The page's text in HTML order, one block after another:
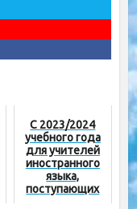
С 2023/2024
учебного года
для учителей
иностранного
языка,
поступающих